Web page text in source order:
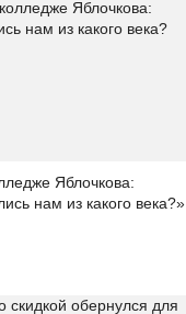
Яблочкова:
нам из какого века?»